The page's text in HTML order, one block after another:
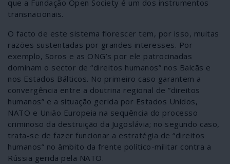
que a Fundação Open Society é um dos instrumentos
transnacionais.
O facto de este sistema florescer tem, por isso, muitas
razões sustentadas por grandes interesses. Por
exemplo, Soros e as ONG’s por ele patrocinadas
dominam o sector de “direitos humanos” nos Balcãs e
nos Estados Bálticos. No primeiro caso garantem a
convergência entre a doutrina regional de ”direitos
humanos” e a situação gerida por Estados Unidos,
NATO e União Europeia na sequência do processo
criminoso da destruição da Jugoslávia; no segundo caso,
trata-se de fazer funcionar a estratégia de “direitos
humanos” no âmbito da frente político-militar contra a
Rússia gerida pela NATO.